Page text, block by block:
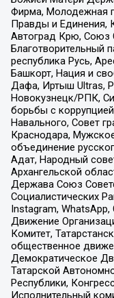
Фирма, Молодежная
Правды и Единения,
Автоград Крю, Союз
Благотворительный
республика Русь,
Башкорт, Нация и
Дафа, Иртыш Ultras,
Новокузнецк/РПК,
борьбы с
Навального, Совет
Краснодара,
объединение
Адат, Народный
Архангельской
Держава Союз
Социалистических
Instagram,
Движение
Комитет,
общественное
Демократическое
Татарской
Республики,
Исполнительный